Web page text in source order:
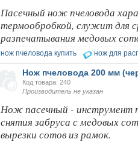
Пасечный нож пчеловода
термообробкой, служит для
разпечатывания медовых
нож пчеловода купить нож для
Нож пчеловода 200 мм
Код товара: 240
Производитель не указан
Нож пасечный - инструмент
снятия забруса с медовых
вырезки сотов из рамок.